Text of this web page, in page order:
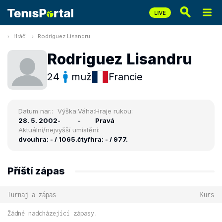
Hráči Rodriguez Lisandru
Rodriguez Lisandru
24 muž Francie
Datum nar.:
28. 5. 2002
Výška:
-
Váha:
-
Hraje rukou:
Pravá
Aktuální/nejvyšší umístění:
dvouhra: - / 1065.čtyřhra: - / 977.
Příští zápas
Turnaj a zápas Kurs
Žádné nadcházející zápasy.